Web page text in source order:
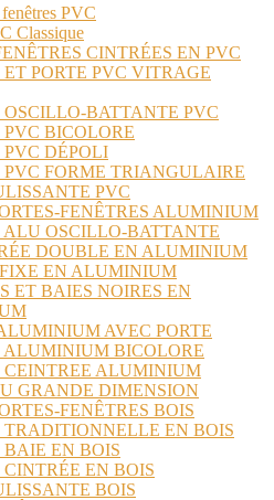
PVC
Classique
CINTRÉES EN PVC
ET PORTE PVC VITRAGE
OSCILLO-BATTANTE PVC
PVC BICOLORE
PVC DÉPOLI
PVC FORME TRIANGULAIRE
PVC
FENÊTRES ALUMINIUM
ALU OSCILLO-BATTANTE
DOUBLE EN ALUMINIUM
EN ALUMINIUM
ET BAIES NOIRES EN
AVEC PORTE
ALUMINIUM BICOLORE
CEINTREE ALUMINIUM
GRANDE DIMENSION
FENÊTRES BOIS
TRADITIONNELLE EN BOIS
BAIE EN BOIS
CINTRÉE EN BOIS
BOIS